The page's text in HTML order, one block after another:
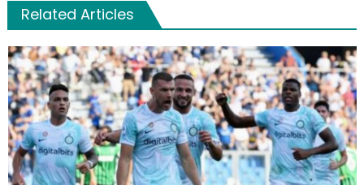
Related Articles